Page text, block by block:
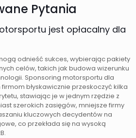
Pytania
jest opłacalny dla
odnieść sukces, wybierając pakiety
celów, takich jak budowa wizerunku
Sponsoring motorsportu dla
firmom błyskawicznie przeskoczyć kilka
stawiając je w jednym rzędzie z
szerokich zasięgów, mniejsze firmy
kluczowych decydentów na
co przekłada się na wysoką